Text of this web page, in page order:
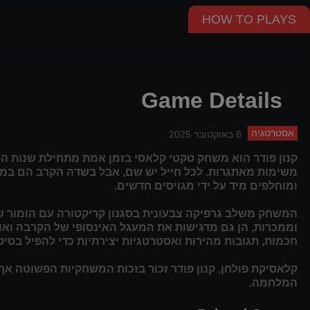
HOW TO PLAYS
Game Details
אסטרטגיה 8 באוקטובר 2025
משימות מאתגרות. לכל חייל יש שם, אבל בשדה הקרב הם
ומוחלפים מיד על ידי מגויסים חדשים.
המשחק משלב גרפיקה צבעונית בסגנון קריקטורה עם הומור
וממכרות, הן גם מדגישות את המעגל האינסופי של הקרבה
חכמות, תגובות מהירות ואסטרטגיות יצירתיות כדי להפיל
קלאסיקת פולחן, קנון פודר זכור בזכות המשחקיות הפשוטה
המלחמה.